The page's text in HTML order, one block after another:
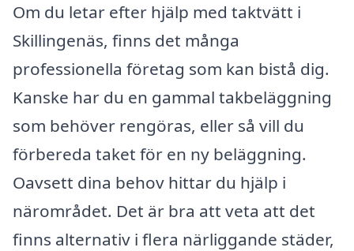
Om du letar efter hjälp med taktvätt i
Skillingenäs, finns det många
professionella företag som kan bistå dig.
Kanske har du en gammal takbeläggning
som behöver rengöras, eller så vill du
förbereda taket för en ny beläggning.
Oavsett dina behov hittar du hjälp i
närområdet. Det är bra att veta att det
finns alternativ i flera närliggande städer,